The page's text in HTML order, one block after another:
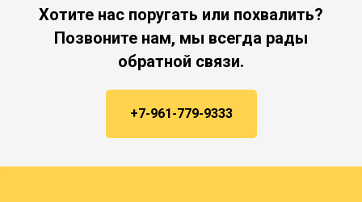
Хотите нас поругать или похвалить?
Позвоните нам, мы всегда рады
обратной связи.
+7-961-779-9333